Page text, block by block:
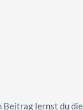
Beitrag lernst du die